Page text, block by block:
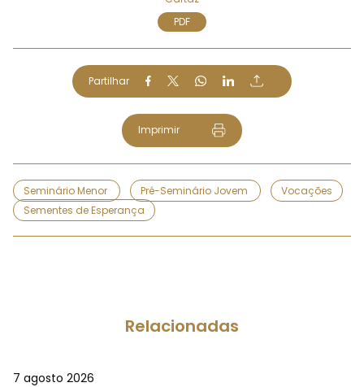
PDF
Partilhar
Imprimir
Seminário Menor Pré-Seminário Jovem
Vocações
Sementes de Esperança
Relacionadas
7 agosto 2026